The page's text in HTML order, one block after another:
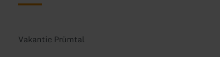
Vakantie Prümtal